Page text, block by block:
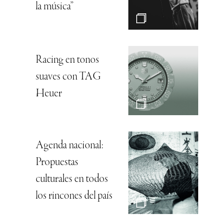
la música”
Racing en tonos
suaves con TAG
Heuer
Agenda nacional:
Propuestas
culturales en todos
los rincones del país